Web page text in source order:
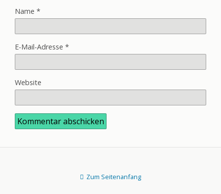
Name *
E-Mail-Adresse *
Website
Zum Seitenanfang